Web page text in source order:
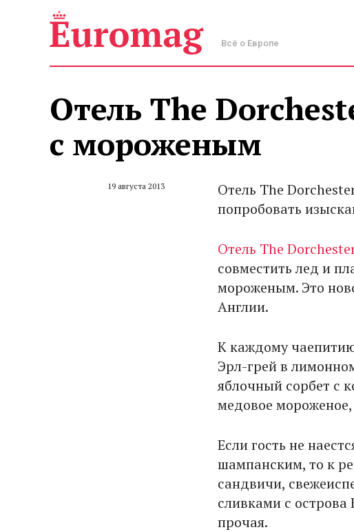
Всё о Европе
Отель The
с мороженым
19 августа 2013
Отель The
попробовать
Отель The
совместить лед и
мороженым. Это
Англии.
К каждому
Эрл-грей в
яблочный сорбет с
медовое
Если гость не
шампанским, то к
сандвичи,
сливками с
прочая.